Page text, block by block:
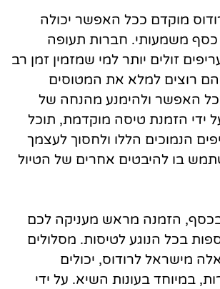
מוקדם ככל האפשר יכולה
כסף משמעותי. חברות תעופה
זולים יותר למי שמזמין זמן רב
רוצים למלא את המטוסים
האפשר ולהימנע מהנחה של
ידי הזמנת טיסה מוקדמת, תוכל
הנמוכים הללו ולחסוך לעצמך
בו להיבטים אחרים של הטיול
בכסף, הזמנה מראש מעניקה לכם
בכל הנוגע לטיסות. מסלולים
מישראל לרודוס, יכולים
במיוחד בעונות השיא. על ידי